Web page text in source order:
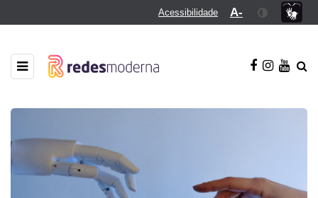
Acessibilidade A-